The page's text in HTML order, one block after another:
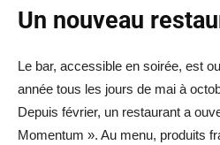
Un nouveau
Le bar, accessible en soirée, est
année tous les jours de mai à
Depuis février, un restaurant a
Momentum ». Au menu, produits